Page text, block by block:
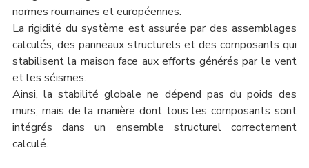
normes roumaines et européennes.
La rigidité du système est assurée par des assemblages
calculés, des panneaux structurels et des composants qui
stabilisent la maison face aux efforts générés par le vent
et les séismes.
Ainsi, la stabilité globale ne dépend pas du poids des
murs, mais de la manière dont tous les composants sont
intégrés dans un ensemble structurel correctement
calculé.